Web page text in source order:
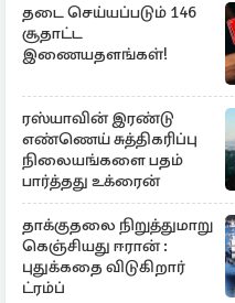
தடை செய்யப்படும் 146
சூதாட்ட
இணையதளங்கள்!
ரஸ்யாவின் இரண்டு
எண்ணெய் சுத்திகரிப்பு
நிலையங்களை பதம்
பார்த்தது உக்ரைன்
தாக்குதலை நிறுத்துமாறு
கெஞ்சியது ஈரான் :
புதுக்கதை விடுகிறார்
ட்ரம்ப்